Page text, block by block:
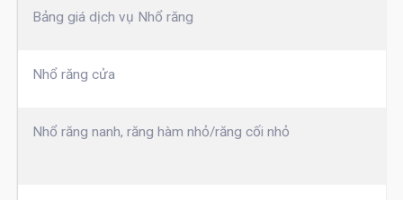
Bảng giá dịch vụ Nhổ răng
Nhổ răng cửa
Nhổ răng nanh, răng hàm nhỏ/răng cối nhỏ